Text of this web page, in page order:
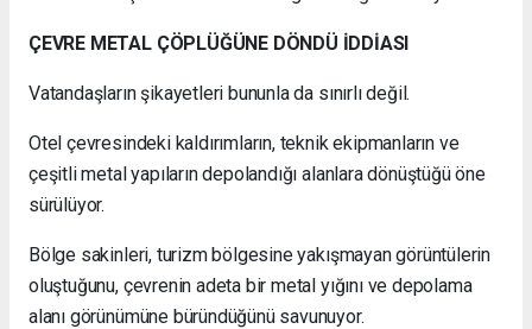
ÇEVRE METAL ÇÖPLÜĞÜNE DÖNDÜ İDDİASI
Vatandaşların şikayetleri bununla da sınırlı değil.
Otel çevresindeki kaldırımların, teknik ekipmanların ve
çeşitli metal yapıların depolandığı alanlara dönüştüğü öne
sürülüyor.
Bölge sakinleri, turizm bölgesine yakışmayan görüntülerin
oluştuğunu, çevrenin adeta bir metal yığını ve depolama
alanı görünümüne büründüğünü savunuyor.